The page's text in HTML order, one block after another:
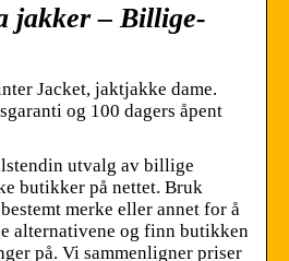
jakker – Billige-
Jacket, jaktjakke dame.
og 100 dagers åpent
utvalg av billige
butikker på nettet. Bruk
merke eller annet for å
alternativene og finn butikken
på. Vi sammenligner priser